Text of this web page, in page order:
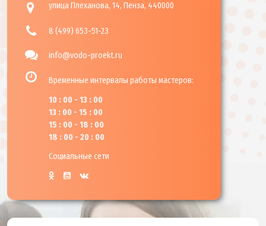
улица Плеханова, 14, Пенза, 440000
8 (499) 653-51-23
info@vodo-proekt.ru
Временные интервалы работы мастеров:
10 : 00 - 13 : 00
13 : 00 - 15 : 00
15 : 00 - 18 : 00
18 : 00 - 20 : 00
Социальные сети